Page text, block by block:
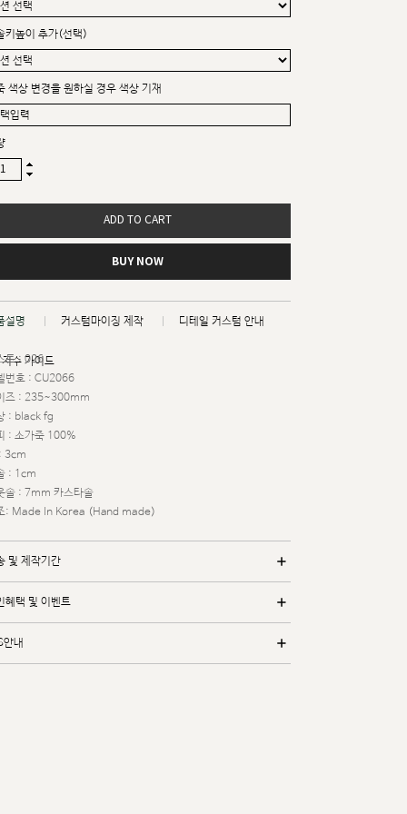
키높이 추가(선택)
색상 변경을 원하실 경우 색상 기재
ADD TO CART
BUY NOW
설명 커스텀마이징 제작 디테일 커스텀 안내
치수 가이드
트 : 026
번호 : CU2066
즈 : 235~300mm
: black fg
: 소가죽 100%
3cm
: 1cm
솔 : 7mm 카스타솔
: Made In Korea (Hand made)
및 제작기간
혜택 및 이벤트
내